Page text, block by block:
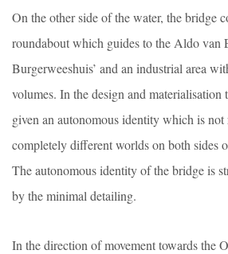
On the other side of the water, the bridge
roundabout which guides to the Aldo van
Burgerweeshuis’ and an industrial area
volumes. In the design and materialisation
given an autonomous identity which is not
completely different worlds on both sides
The autonomous identity of the bridge is
by the minimal detailing.
In the direction of movement towards the